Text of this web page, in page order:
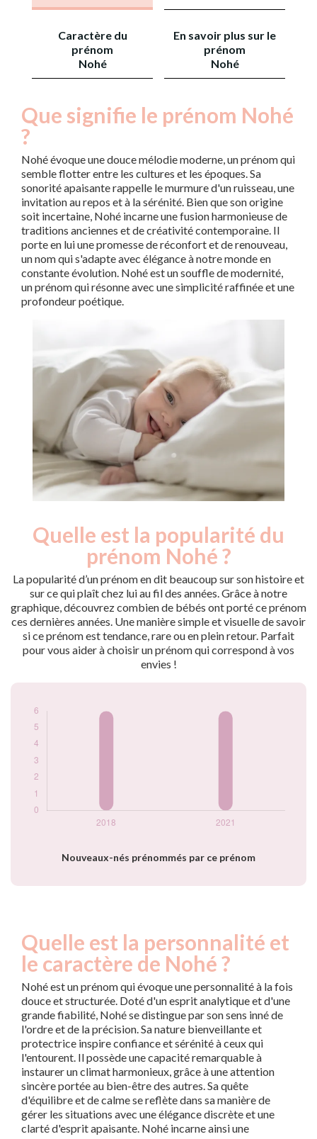
Caractère du
prénom
Nohé
En savoir plus sur le
prénom
Nohé
Que signifie le prénom Nohé
?
Nohé évoque une douce mélodie moderne, un prénom qui
semble flotter entre les cultures et les époques. Sa
sonorité apaisante rappelle le murmure d'un ruisseau, une
invitation au repos et à la sérénité. Bien que son origine
soit incertaine, Nohé incarne une fusion harmonieuse de
traditions anciennes et de créativité contemporaine. Il
porte en lui une promesse de réconfort et de renouveau,
un nom qui s'adapte avec élégance à notre monde en
constante évolution. Nohé est un souffle de modernité,
un prénom qui résonne avec une simplicité raffinée et une
profondeur poétique.
Quelle est la popularité du
prénom Nohé ?
La popularité d’un prénom en dit beaucoup sur son histoire et
sur ce qui plaît chez lui au fil des années. Grâce à notre
graphique, découvrez combien de bébés ont porté ce prénom
ces dernières années. Une manière simple et visuelle de savoir
si ce prénom est tendance, rare ou en plein retour. Parfait
pour vous aider à choisir un prénom qui correspond à vos
envies !
Nouveaux-nés prénommés par ce prénom
Popularité du
prénom Nohé par
année
Année
Nouveaux-
nés
2021
6
Quelle est la personnalité et
le caractère de Nohé ?
Nohé est un prénom qui évoque une personnalité à la fois
douce et structurée. Doté d'un esprit analytique et d'une
grande fiabilité, Nohé se distingue par son sens inné de
l'ordre et de la précision. Sa nature bienveillante et
protectrice inspire confiance et sérénité à ceux qui
l'entourent. Il possède une capacité remarquable à
instaurer un climat harmonieux, grâce à une attention
sincère portée au bien-être des autres. Sa quête
d'équilibre et de calme se reflète dans sa manière de
gérer les situations avec une élégance discrète et une
clarté d'esprit apaisante. Nohé incarne ainsi une